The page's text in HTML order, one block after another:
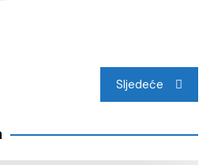
Sljedeće